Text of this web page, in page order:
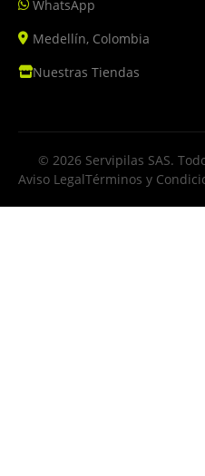
WhatsApp
Medellín, Colombia
Nuestras Tiendas
© 2026 Servipilas SAS.
Aviso LegalTérminos y